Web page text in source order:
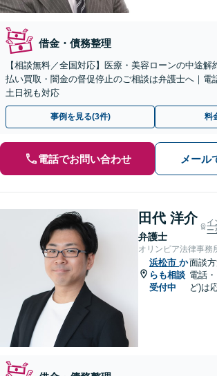
借金・債務整理
【相談無料／全国対応】医療・美容ローンの中途解
払い買取・闇金の督促停止のご相談は弁護士へ｜電
土日祝も対応
事例を見る(3件) 料
電話でお問い合わせ メール
田代 洋介
弁護士
イ
ー
オリンピア法律事務
浜松市 か
らも相談
受付中
面談方
電話
ど)は